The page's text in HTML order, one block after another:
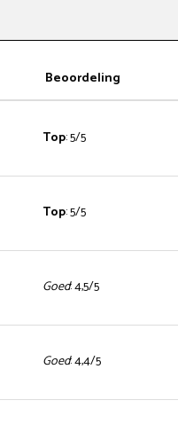
Beoordeling
Top: 5/5
Top: 5/5
Goed: 4,5/5
Goed: 4,4/5